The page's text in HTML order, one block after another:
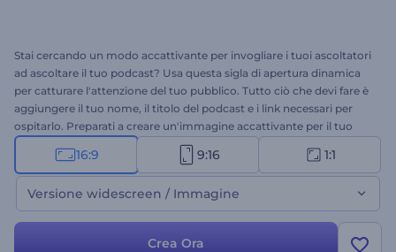
Stai cercando un modo accattivante per invogliare i tuoi ascoltatori
ad ascoltare il tuo podcast? Usa questa sigla di apertura dinamica
per catturare l'attenzione del tuo pubblico. Tutto ciò che devi fare è
aggiungere il tuo nome, il titolo del podcast e i link necessari per
ospitarlo. Preparati a creare un'immagine accattivante per il tuo
podcast che manterrà vivo l'interesse del tuo pubblico. Provala
16:9 9:16 1:1
Versione widescreen / Immagine
Crea Ora